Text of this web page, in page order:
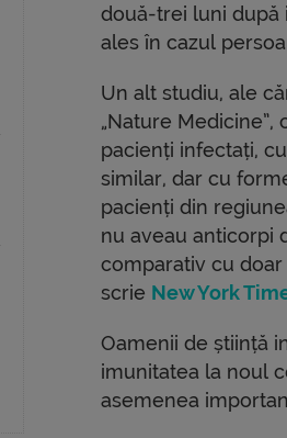
două-trei luni după
ales în cazul
Un alt studiu, ale
„Nature
pacienți infectați,
similar, dar cu
pacienți din
nu aveau anticorpi
comparativ cu doar
scrie New York
Oamenii de știință
imunitatea la noul
asemenea